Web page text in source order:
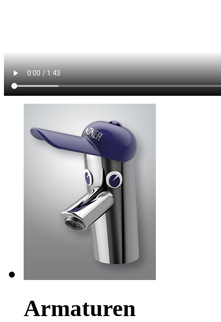
Armaturen